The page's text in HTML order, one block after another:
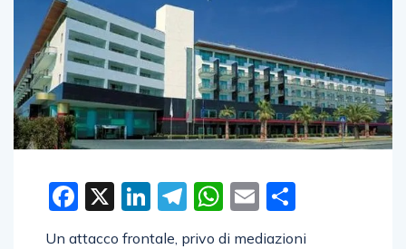
Facebook
X LinkedIn
Telegram
WhatsApp
Email
Un attacco frontale, privo di mediazioni